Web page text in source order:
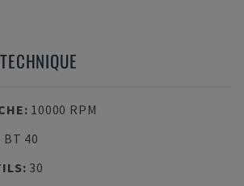
: 10000 RPM
BT 40
: 30